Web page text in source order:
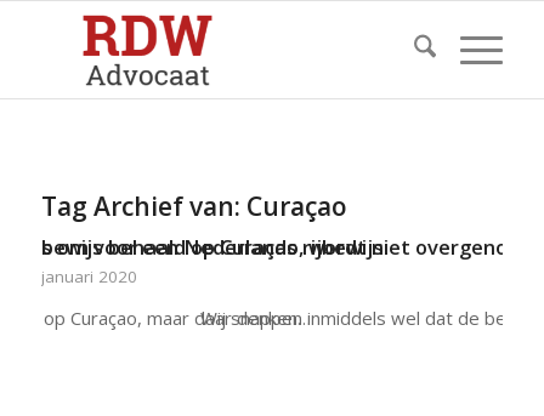
Tag Archief van: Curaçao
om voor een Nederlands rijbewijs.
ze op Curaçao, maar daar denken…
Rijbewijs behaald op Curaçao, wordt niet
22 januari 2020
Wij snappen inmiddels wel dat de